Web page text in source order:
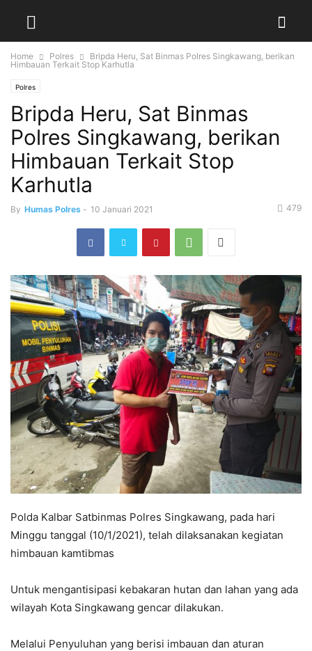
Home Polres
Bripda Heru, Sat Binmas Polres Singkawang, berikan
Himbauan Terkait Stop Karhutla
Polres
Bripda Heru, Sat Binmas
Polres Singkawang, berikan
Himbauan Terkait Stop
Karhutla
By Humas Polres - 10 Januari 2021 479
Polda Kalbar Satbinmas Polres Singkawang, pada hari
Minggu tanggal (10/1/2021), telah dilaksanakan kegiatan
himbauan kamtibmas
Untuk mengantisipasi kebakaran hutan dan lahan yang ada
wilayah Kota Singkawang gencar dilakukan.
Melalui Penyuluhan yang berisi imbauan dan aturan